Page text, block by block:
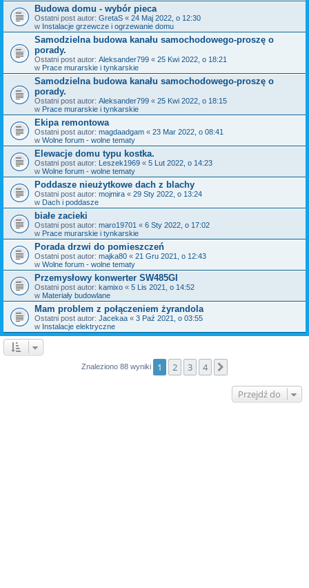
Budowa domu - wybór pieca
Ostatni post autor: GretaS « 24 Maj 2022, o 12:30
w Instalacje grzewcze i ogrzewanie domu
Samodzielna budowa kanału samochodowego-proszę o
porady.
Ostatni post autor: Aleksander799 « 25 Kwi 2022, o 18:21
w Prace murarskie i tynkarskie
Samodzielna budowa kanału samochodowego-proszę o
porady.
Ostatni post autor: Aleksander799 « 25 Kwi 2022, o 18:15
w Prace murarskie i tynkarskie
Ekipa remontowa
Ostatni post autor: magdaadgam « 23 Mar 2022, o 08:41
w Wolne forum - wolne tematy
Elewacje domu typu kostka.
Ostatni post autor: Leszek1969 « 5 Lut 2022, o 14:23
w Wolne forum - wolne tematy
Poddasze nieużytkowe dach z blachy
Ostatni post autor: mojmira « 29 Sty 2022, o 13:24
w Dach i poddasze
białe zacieki
Ostatni post autor: maro19701 « 6 Sty 2022, o 17:02
w Prace murarskie i tynkarskie
Porada drzwi do pomieszczeń
Ostatni post autor: majka80 « 21 Gru 2021, o 12:43
w Wolne forum - wolne tematy
Przemysłowy konwerter SW485GI
Ostatni post autor: kamixo « 5 Lis 2021, o 14:52
w Materiały budowlane
Mam problem z połączeniem żyrandola
Ostatni post autor: Jacekaa « 3 Paź 2021, o 03:55
w Instalacje elektryczne
Znaleziono 88 wyniki 1 2 3 4
Przejdź do